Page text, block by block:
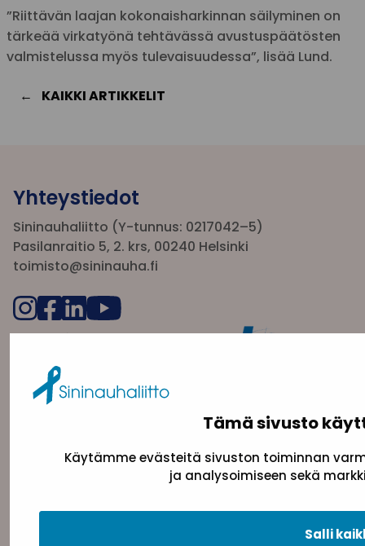
Tämä sivusto
Käytämme evästeitä sivuston toiminnan
ja analysoimiseen sekä
Salli
”Riittävän laajan kokonaisharkinnan säilyminen on
tärkeää virkatyönä tehtävässä avustuspäätösten
valmistelussa myös tulevaisuudessa”, lisää Lund.
KAIKKI ARTIKKELIT
Yhteystiedot
Sininauhaliitto (Y-tunnus: 0217042–5)
Pasilanraitio 5, 2. krs, 00240 Helsinki
toimisto@sininauha.fi
Tietosuojaseloste Evästeseloste